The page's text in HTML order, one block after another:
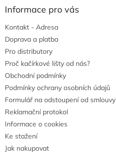
Informace pro vás
Kontakt - Adresa
Doprava a platba
Pro distributory
Proč kačírkové lišty od nás?
Obchodní podmínky
Podmínky ochrany osobních údajů
Formulář na odstoupení od smlouvy
Reklamační protokol
Informace o cookies
Ke stažení
Jak nakupovat